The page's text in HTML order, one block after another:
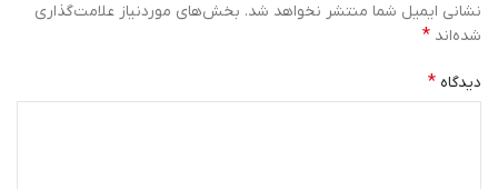
نشانی ایمیل شما منتشر نخواهد شد. بخش‌های موردنیاز علامت‌گذاری
شده‌اند *
دیدگاه *